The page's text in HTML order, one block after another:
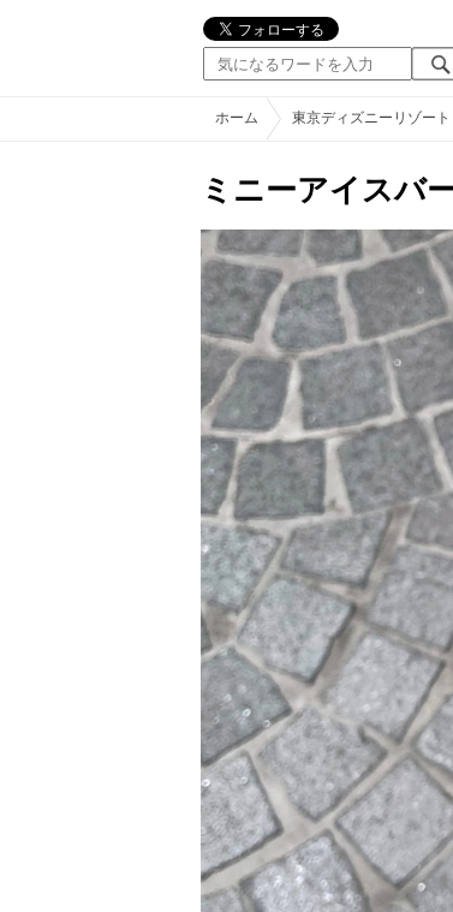
ホーム 東京ディズニーリゾート
ミニーアイスバ